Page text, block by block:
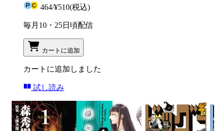
464/¥510(税込)
毎月10・25日頃配信
カートに追加
カートに追加しました
試し読み